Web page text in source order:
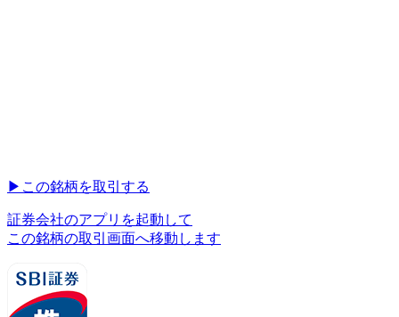
▶︎ この銘柄を取引する
証券会社のアプリを起動して
この銘柄の取引画面へ移動します